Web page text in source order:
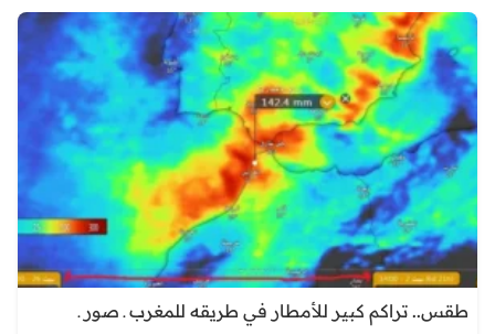
طقس.. تراكم كبير للأمطار في طريقه للمغرب ـ صور ـ